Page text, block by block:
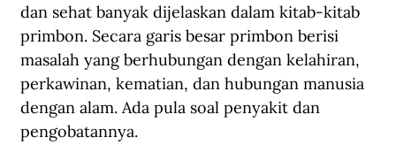
dan sehat banyak dijelaskan dalam kitab-kitab
primbon. Secara garis besar primbon berisi
masalah yang berhubungan dengan kelahiran,
perkawinan, kematian, dan hubungan manusia
dengan alam. Ada pula soal penyakit dan
pengobatannya.